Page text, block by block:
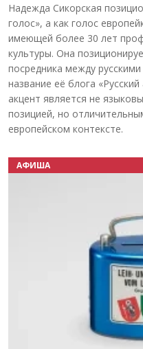
Надежда Сикорская
голос», а как голос
имеющей более 30 лет
культуры. Она
посредника между
название её блога
акцент является не
позицией, но
европейском контексте.
АФИША